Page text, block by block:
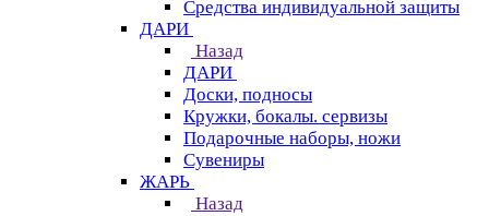
Средства индивидуальной защиты
ДАРИ
Назад
ДАРИ
Доски, подносы
Кружки, бокалы. сервизы
Подарочные наборы, ножи
Сувениры
ЖАРЬ
Назад